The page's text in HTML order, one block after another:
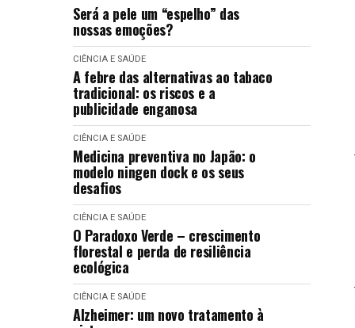
Será a pele um “espelho” das
nossas emoções?
CIÊNCIA E SAÚDE
A febre das alternativas ao tabaco
tradicional: os riscos e a
publicidade enganosa
CIÊNCIA E SAÚDE
Medicina preventiva no Japão: o
modelo ningen dock e os seus
desafios
CIÊNCIA E SAÚDE
O Paradoxo Verde – crescimento
florestal e perda de resiliência
ecológica
CIÊNCIA E SAÚDE
Alzheimer: um novo tratamento à